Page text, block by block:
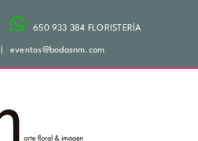
650 933 384 FLORISTERÍA
eventos@bodasnm.com